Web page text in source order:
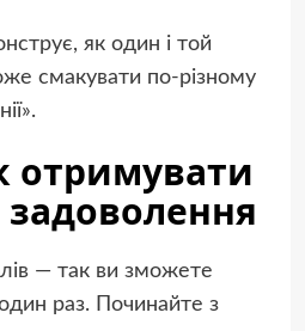
як один і той
смакувати по-різному
отримувати
— так ви зможете
раз. Починайте з